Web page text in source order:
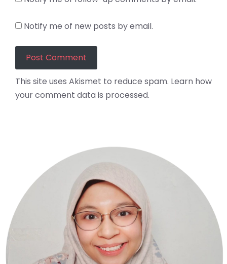
Notify me of new posts by email.
This site uses Akismet to reduce spam. Learn how
your comment data is processed.